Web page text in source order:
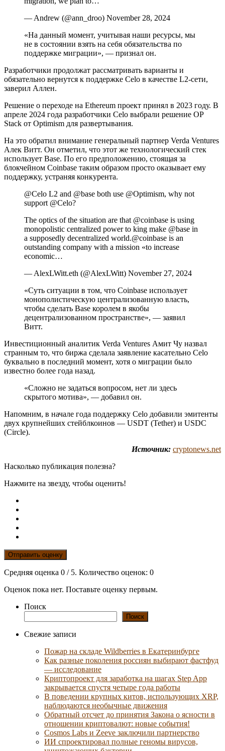
— Andrew (@ann_droo) November 28, 2024
«На данный момент, учитывая наши ресурсы, мы
не в состоянии взять на себя обязательства по
поддержке миграции», — признал он.
Разработчики продолжат рассматривать варианты и
обязательно вернутся к поддержке Celo в качестве L2-сети,
заверил Аллен.
Решение о переходе на Ethereum проект принял в 2023 году. В
апреле 2024 года разработчики Celo выбрали решение OP
Stack от Optimism для развертывания.
На это обратил внимание генеральный партнер Verda Ventures
Алек Витт. Он отметил, что этот же технологический стек
использует Base. По его предположению, стоящая за
блокчейном Coinbase таким образом просто оказывает ему
поддержку, устраняя конкурента.
@Celo L2 and @base both use @Optimism, why not
support @Celo?
The optics of the situation are that @coinbase is using
monopolistic centralized power to king make @base in
a supposedly decentralized world.@coinbase is an
outstanding company with a mission «to increase
economic…
— AlexLWitt.eth (@AlexLWitt) November 27, 2024
«Суть ситуации в том, что Coinbase использует
монополистическую централизованную власть,
чтобы сделать Base королем в якобы
децентрализованном пространстве», — заявил
Витт.
Инвестиционный аналитик Verda Ventures Амит Чу назвал
странным то, что биржа сделала заявление касательно Celo
буквально в последний момент, хотя о миграции было
известно более года назад.
«Сложно не задаться вопросом, нет ли здесь
скрытого мотива», — добавил он.
Напомним, в начале года поддержку Celo добавили эмитенты
двух крупнейших стейблкоинов — USDT (Tether) и USDC
(Circle).
Источник: cryptonews.net
Насколько публикация полезна?
Нажмите на звезду, чтобы оценить!
Отправить оценку
Средняя оценка 0 / 5. Количество оценок: 0
Оценок пока нет. Поставьте оценку первым.
Поиск
Поиск
Свежие записи
Пожар на складе Wildberries в Екатеринбурге
Как разные поколения россиян выбирают фастфуд
— исследование
Криптопроект для заработка на шагах Step App
закрывается спустя четыре года работы
В поведении крупных китов, использующих XRP,
наблюдаются необычные движения
Обратный отсчет до принятия Закона о ясности в
отношении криптовалют: новые события!
Cosmos Labs и Zeeve заключили партнерство
ИИ спроектировал полные геномы вирусов,